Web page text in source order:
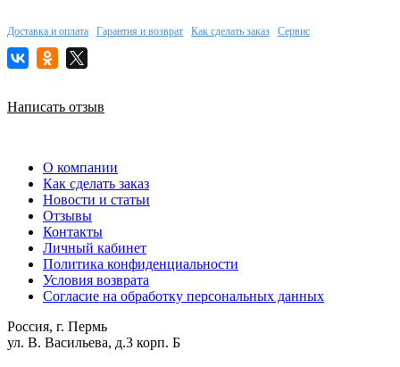
Доставка и оплата Гарантия и возврат Как сделать заказ Сервис
Написать отзыв
О компании
Как сделать заказ
Новости и статьи
Отзывы
Контакты
Личный кабинет
Политика конфиденциальности
Условия возврата
Согласие на обработку персональных данных
Россия, г. Пермь
ул. В. Васильева, д.3 корп. Б